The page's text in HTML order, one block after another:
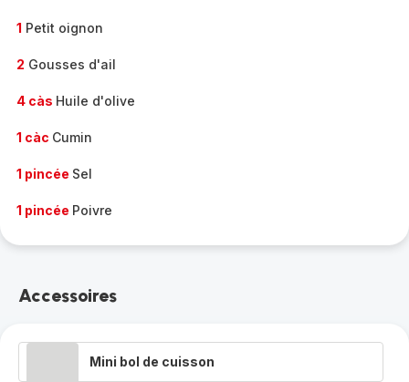
1 Petit oignon
2 Gousses d'ail
4 càs Huile d'olive
1 càc Cumin
1 pincée Sel
1 pincée Poivre
Accessoires
Mini bol de cuisson